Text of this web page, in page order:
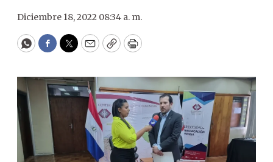
Diciembre 18, 2022 08:34 a. m.
WhatsApp
Facebook
Twitter
EmailCopyPrint